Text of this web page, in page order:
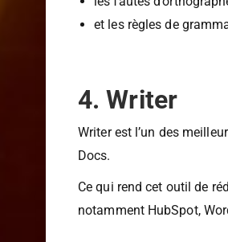
les formulations
les fautes
4. Writer
Writer est l’un des
Docs.
Ce qui rend cet outil de